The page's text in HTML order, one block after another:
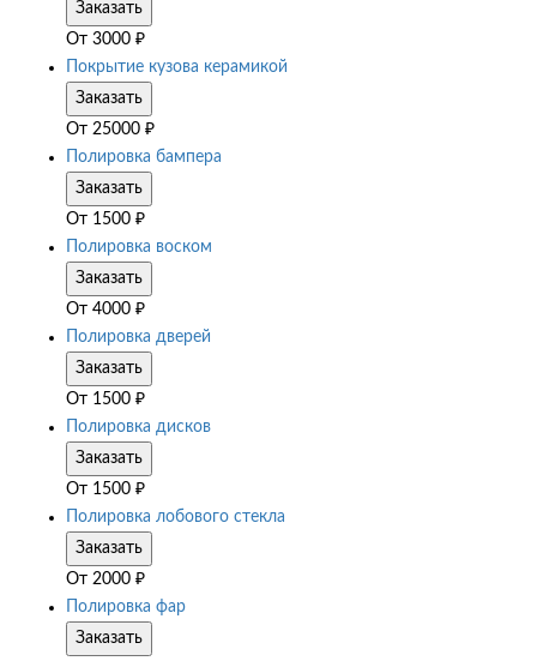
Заказать
От 3000 ₽
Покрытие кузова керамикой
Заказать
От 25000 ₽
Полировка бампера
Заказать
От 1500 ₽
Полировка воском
Заказать
От 4000 ₽
Полировка дверей
Заказать
От 1500 ₽
Полировка дисков
Заказать
От 1500 ₽
Полировка лобового стекла
Заказать
От 2000 ₽
Полировка фар
Заказать